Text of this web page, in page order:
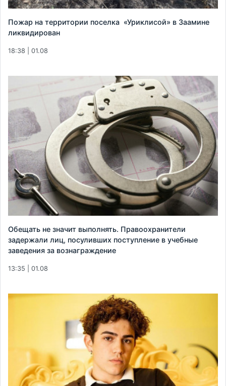
Пожар на территории поселка «Уриклисой» в Заамине
ликвидирован
18:38 | 01.08
Обещать не значит выполнять. Правоохранители
задержали лиц, посуливших поступление в учебные
заведения за вознаграждение
13:35 | 01.08